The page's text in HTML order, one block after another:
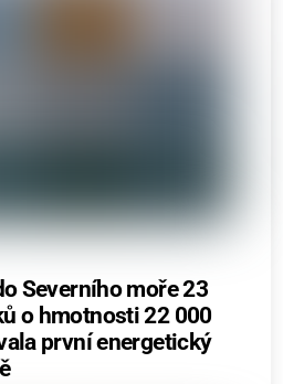
Severního moře 23
o hmotnosti 22 000
první energetický